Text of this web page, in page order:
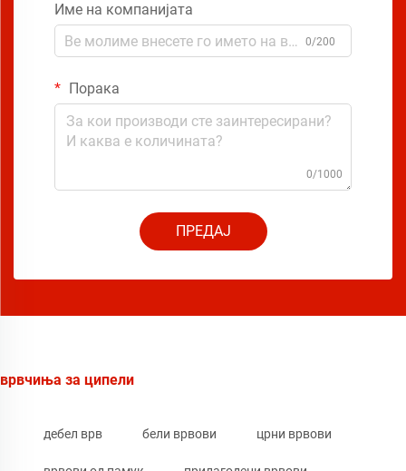
Име на компанијата
0/200
Порака
0/1000
ПРЕДАЈ
врвчиња за ципели
дебел врв бели врвови црни врвови